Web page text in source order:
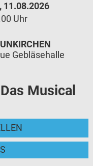
11.08.2026
Uhr
Musical
Gebläsehalle